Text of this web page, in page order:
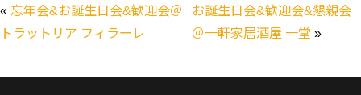
« 忘年会&お誕生日会&歓迎会＠
トラットリア フィラーレ
お誕生日会&歓迎会&懇親会
＠一軒家居酒屋 一堂 »